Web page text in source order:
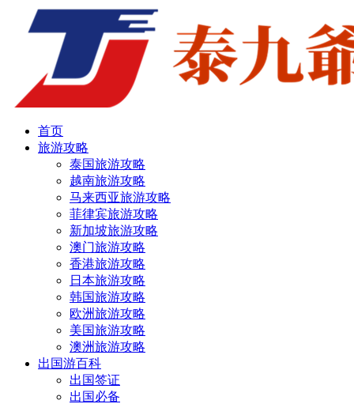
首页
旅游攻略
泰国旅游攻略
越南旅游攻略
马来西亚旅游攻略
菲律宾旅游攻略
新加坡旅游攻略
澳门旅游攻略
香港旅游攻略
日本旅游攻略
韩国旅游攻略
欧洲旅游攻略
美国旅游攻略
澳洲旅游攻略
出国游百科
出国签证
出国必备